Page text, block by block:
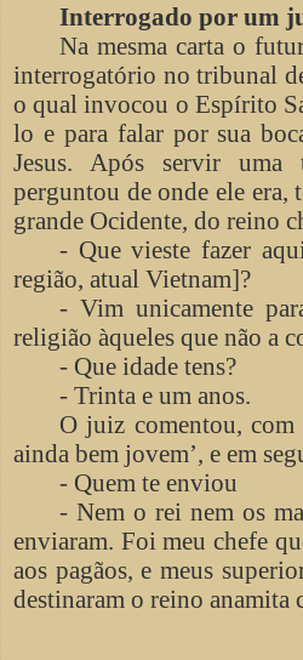
Interrogado por um
Na mesma carta o
interrogatório no tribunal
o qual invocou o Espírito
lo e para falar por sua
Jesus. Após servir
perguntou de onde ele era,
grande Ocidente, do reino
- Que vieste fazer
região, atual Vietnam]?
- Vim unicamente
religião àqueles que não a
- Que idade tens?
- Trinta e um anos.
O juiz comentou, com
ainda bem jovem’, e em
- Quem te enviou
- Nem o rei nem os
enviaram. Foi meu chefe
aos pagãos, e meus
destinaram o reino anamita